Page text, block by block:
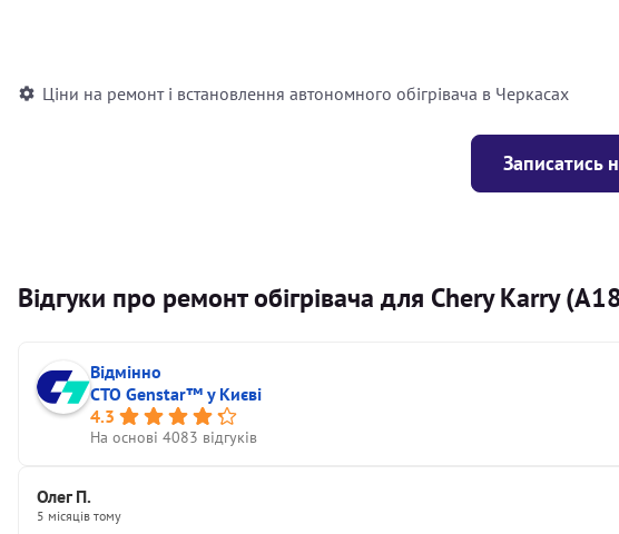
Ціни на ремонт і встановлення автономного обігрівача в Черкасах
Записатись
Відгуки про ремонт обігрівача для Chery Karry
Відмінно
СТО Genstar™ у Києві
4.3
На основі 4083 відгуків
Олег П.
5 місяців тому